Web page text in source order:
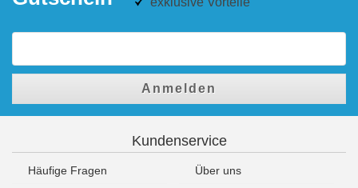
Anmelden
Kundenservice
Häufige Fragen
Über uns